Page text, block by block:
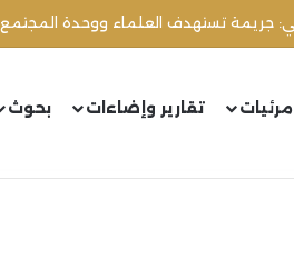
جريمة تستهدف العلماء ووحدة المجتمع
مرئيات تقارير وإضاءات بحوث